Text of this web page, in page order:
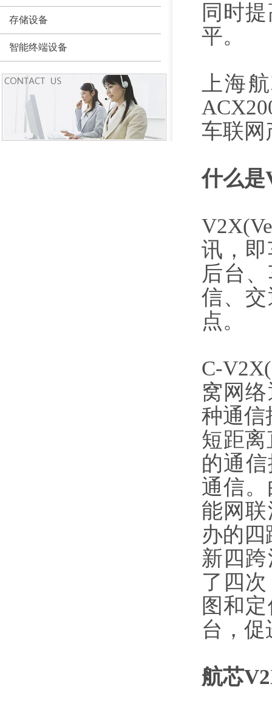
存储设备
智能终端设备
同时
平。
上海
车联网
什么是
讯，
后台
信、
点。
C-
窝网
种通信
短距离
的通
通信
能网
办的
新四
了四
图和
台，
航芯